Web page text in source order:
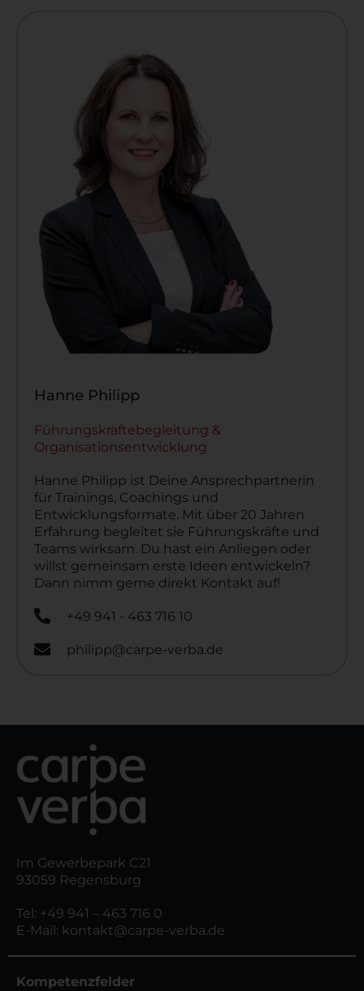
Hanne Philipp
Führungskräftebegleitung &
Organisationsentwicklung
Hanne Philipp ist Deine Ansprechpartnerin
für Trainings, Coachings und
Entwicklungsformate. Mit über 20 Jahren
Erfahrung begleitet sie Führungskräfte und
Teams wirksam. Du hast ein Anliegen oder
willst gemeinsam erste Ideen entwickeln?
Dann nimm gerne direkt Kontakt auf!
+49 941 - 463 716 10
philipp@carpe-verba.de
Im Gewerbepark C21
93059 Regensburg
Tel: +49 941 – 463 716 0
E-Mail: kontakt@carpe-verba.de
Kompetenzfelder